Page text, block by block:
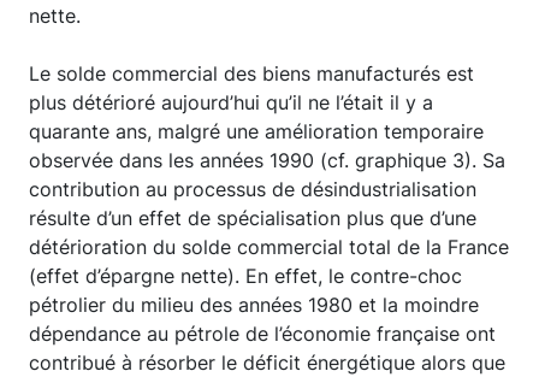
nette.
Le solde commercial des biens manufacturés est
plus détérioré aujourd’hui qu’il ne l’était il y a
quarante ans, malgré une amélioration temporaire
observée dans les années 1990 (cf. graphique 3). Sa
contribution au processus de désindustrialisation
résulte d’un effet de spécialisation plus que d’une
détérioration du solde commercial total de la France
(effet d’épargne nette). En effet, le contre-choc
pétrolier du milieu des années 1980 et la moindre
dépendance au pétrole de l’économie française ont
contribué à résorber le déficit énergétique alors que